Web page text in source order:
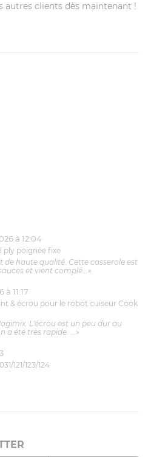
autres clients dès maintenant !
à 12:04
ply poignée fixe
de haute qualité. Cette casserole est
et vient complé...»
à 11:17
& écrou pour le robot cuiseur Cook
L'écrou est un peu dur au
a été très rapide. ...»
121/123/124